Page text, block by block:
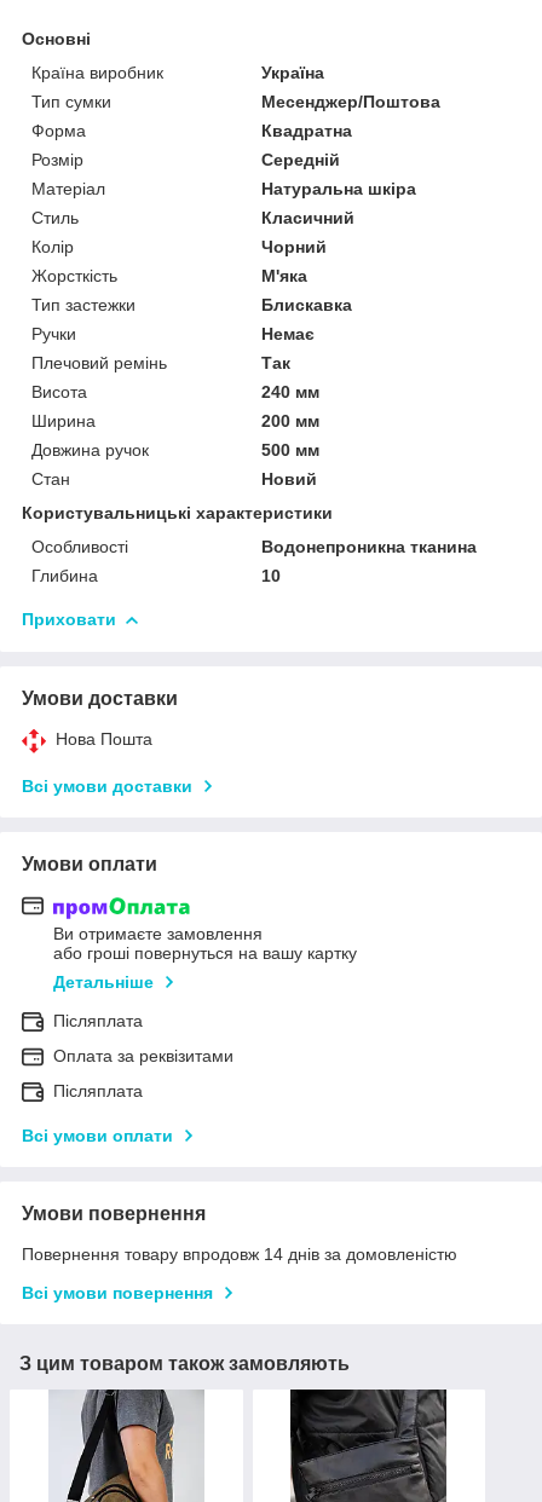
Основні
Країна виробник
Україна
Тип сумки
Месенджер/Поштова
Форма
Квадратна
Розмір
Середній
Матеріал
Натуральна шкіра
Стиль
Класичний
Колір
Чорний
Жорсткість
М'яка
Тип застежки
Блискавка
Ручки
Немає
Плечовий ремінь
Так
Висота
240 мм
Ширина
200 мм
Довжина ручок
500 мм
Стан
Новий
Користувальницькі характеристики
Особливості
Водонепроникна тканина
Глибина
10
Приховати
Умови доставки
Нова Пошта
Всі умови доставки
Умови оплати
Ви отримаєте замовлення
або гроші повернуться на вашу картку
Детальніше
Післяплата
Оплата за реквізитами
Післяплата
Всі умови оплати
Умови повернення
Повернення товару впродовж 14 днів за домовленістю
Всі умови повернення
З цим товаром також замовляють